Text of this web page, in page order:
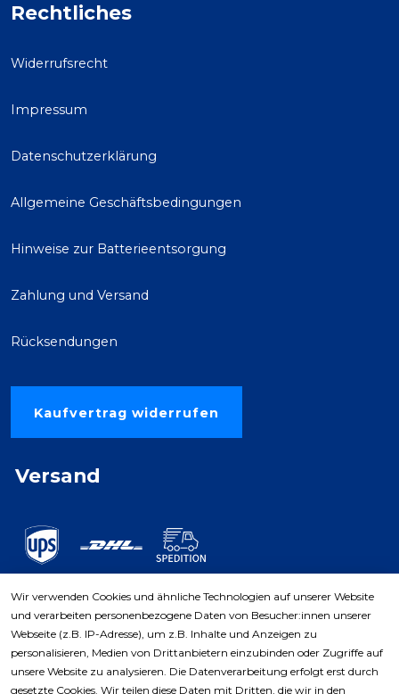
Rechtliches
Widerrufsrecht
Impressum
Datenschutzerklärung
Allgemeine Geschäftsbedingungen
Hinweise zur Batterieentsorgung
Zahlung und Versand
Rücksendungen
Kaufvertrag widerrufen
Versand
Zahlungsarten
Wir verwenden Cookies und ähnliche Technologien auf unserer Website
und verarbeiten personenbezogene Daten von Besucher:innen unserer
Webseite (z.B. IP-Adresse), um z.B. Inhalte und Anzeigen zu
personalisieren, Medien von Drittanbietern einzubinden oder Zugriffe auf
unsere Website zu analysieren. Die Datenverarbeitung erfolgt erst durch
gesetzte Cookies. Wir teilen diese Daten mit Dritten, die wir in den